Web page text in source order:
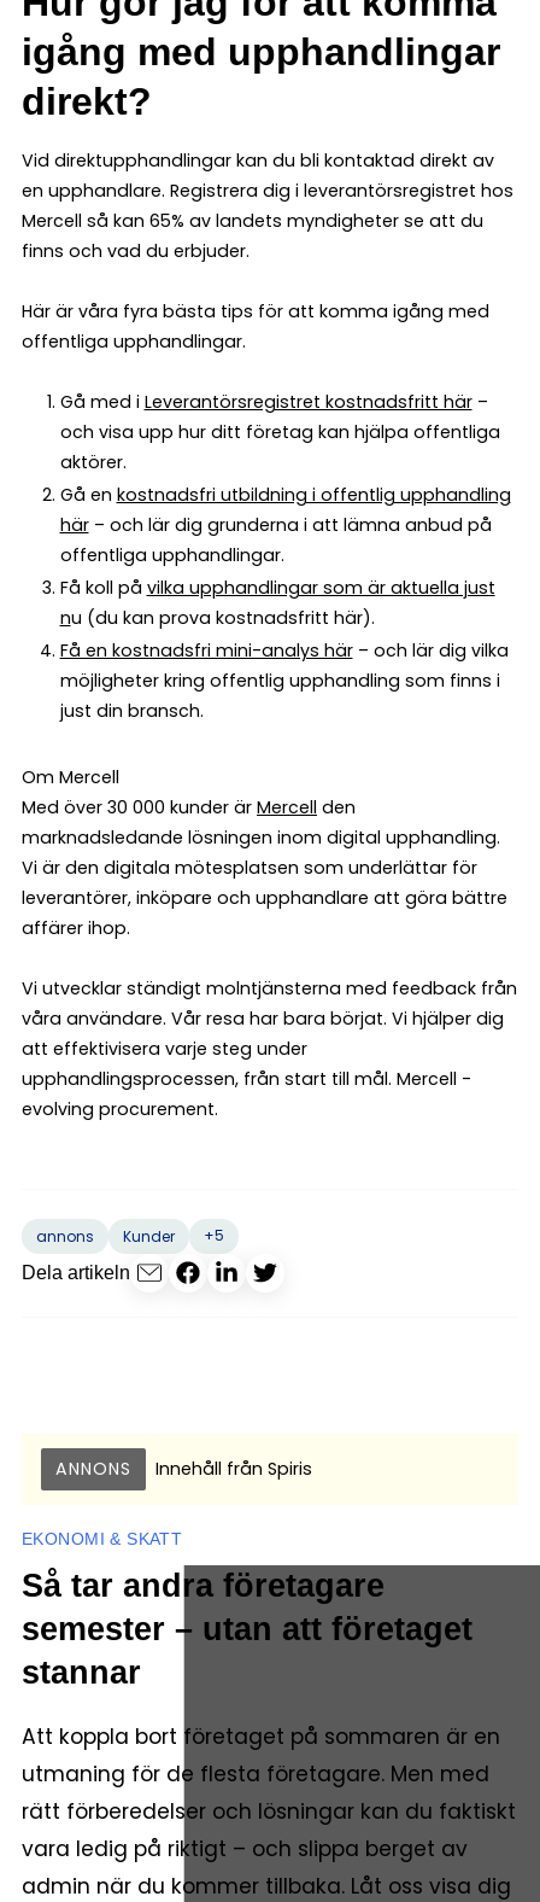
igång med upphandlingar
direkt?
Vid direktupphandlingar kan du bli kontaktad direkt av
en upphandlare. Registrera dig i leverantörsregistret hos
Mercell så kan 65% av landets myndigheter se att du
finns och vad du erbjuder.
Här är våra fyra bästa tips för att komma igång med
offentliga upphandlingar.
Gå med i Leverantörsregistret kostnadsfritt här–
och visa upp hur ditt företag kan hjälpa offentliga
aktörer.
Gå en kostnadsfri utbildning i offentlig upphandling
här– och lär dig grunderna i att lämna anbud på
offentliga upphandlingar.
Få koll på vilka upphandlingar som är aktuella just
nu (du kan prova kostnadsfritt här).
Få en kostnadsfri mini-analys här– och lär dig vilka
möjligheter kring offentlig upphandling som finns i
just din bransch.
Om Mercell
Med över 30 000 kunder är Mercell den
marknadsledande lösningen inom digital upphandling.
Vi är den digitala mötesplatsen som underlättar för
leverantörer, inköpare och upphandlare att göra bättre
affärer ihop.
Vi utvecklar ständigt molntjänsterna med feedback från
våra användare. Vår resa har bara börjat. Vi hjälper dig
att effektivisera varje steg under
upphandlingsprocessen, från start till mål. Mercell -
evolving procurement.
annons Kunder
+5
Dela artikeln
ANNONS Innehåll från Spiris
EKONOMI & SKATT
Så tar andra företagare
semester – utan att företaget
stannar
Att koppla bort företaget på sommaren är en
utmaning för de flesta företagare. Men med
rätt förberedelser och lösningar kan du faktiskt
vara ledig på riktigt – och slippa berget av
admin när du kommer tillbaka. Låt oss visa dig